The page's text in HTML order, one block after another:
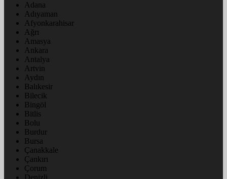
Adana
Adıyaman
Afyonkarahisar
Ağrı
Amasya
Ankara
Antalya
Artvin
Aydın
Balıkesir
Bilecik
Bingöl
Bitlis
Bolu
Burdur
Bursa
Çanakkale
Çankırı
Çorum
Denizli